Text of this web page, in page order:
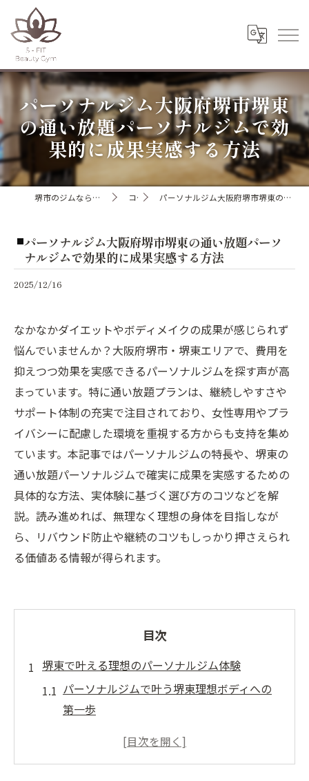
パーソナルジム大阪府堺市堺東
の通い放題パーソナルジムで効
果的に成果実感する方法
堺市のジムならエスフィットビューティージム コラム パーソナルジム大阪府堺市堺東の通い放題パーソナルジムで効果的に成果実感する方法
パーソナルジム大阪府堺市堺東の通い放題パーソ
ナルジムで効果的に成果実感する方法
2025/12/16
なかなかダイエットやボディメイクの成果が感じられず
悩んでいませんか？大阪府堺市・堺東エリアで、費用を
抑えつつ効果を実感できるパーソナルジムを探す声が高
まっています。特に通い放題プランは、継続しやすさや
サポート体制の充実で注目されており、女性専用やプラ
イバシーに配慮した環境を重視する方からも支持を集め
ています。本記事ではパーソナルジムの特長や、堺東の
通い放題パーソナルジムで確実に成果を実感するための
具体的な方法、実体験に基づく選び方のコツなどを解
説。読み進めれば、無理なく理想の身体を目指しなが
ら、リバウンド防止や継続のコツもしっかり押さえられ
る価値ある情報が得られます。
目次
堺東で叶える理想のパーソナルジム体験
パーソナルジムで叶う堺東理想ボディへの
第一歩
堺東のパーソナルジムが女性人気を集める